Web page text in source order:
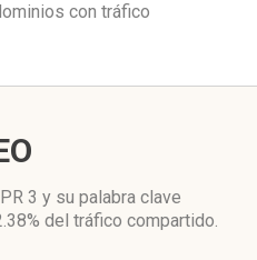
con tráfico
3 y su palabra clave
del tráfico compartido.